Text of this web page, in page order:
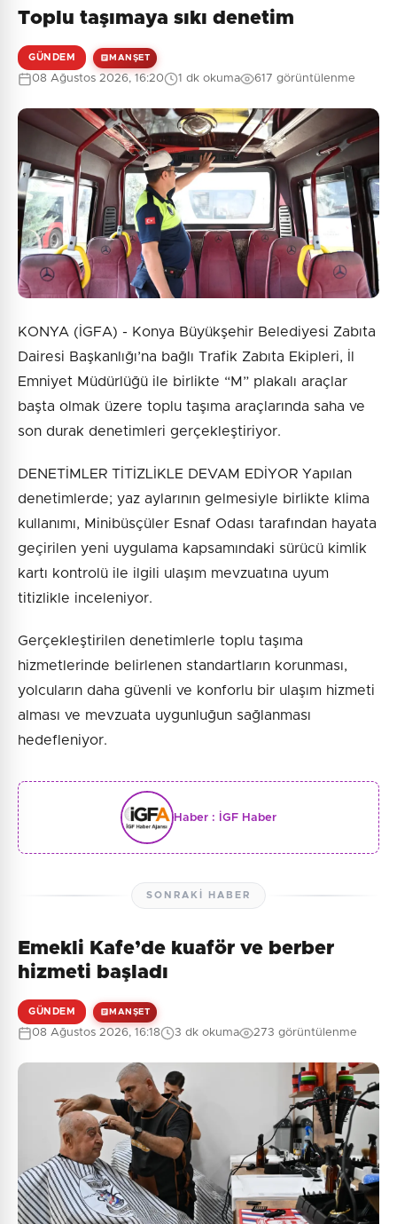
Toplu taşımaya sıkı denetim
GÜNDEM MANŞET
08 Ağustos 2026, 16:20 1 dk okuma 617 görüntülenme
KONYA (İGFA) - Konya Büyükşehir Belediyesi Zabıta
Dairesi Başkanlığı’na bağlı Trafik Zabıta Ekipleri, İl
Emniyet Müdürlüğü ile birlikte “M” plakalı araçlar
başta olmak üzere toplu taşıma araçlarında saha ve
son durak denetimleri gerçekleştiriyor.
DENETİMLER TİTİZLİKLE DEVAM EDİYOR Yapılan
denetimlerde; yaz aylarının gelmesiyle birlikte klima
kullanımı, Minibüsçüler Esnaf Odası tarafından hayata
geçirilen yeni uygulama kapsamındaki sürücü kimlik
kartı kontrolü ile ilgili ulaşım mevzuatına uyum
titizlikle inceleniyor.
Gerçekleştirilen denetimlerle toplu taşıma
hizmetlerinde belirlenen standartların korunması,
yolcuların daha güvenli ve konforlu bir ulaşım hizmeti
alması ve mevzuata uygunluğun sağlanması
hedefleniyor.
Haber : İGF Haber
SONRAKI HABER
Emekli Kafe’de kuaför ve berber
hizmeti başladı
GÜNDEM MANŞET
08 Ağustos 2026, 16:18 3 dk okuma 273 görüntülenme